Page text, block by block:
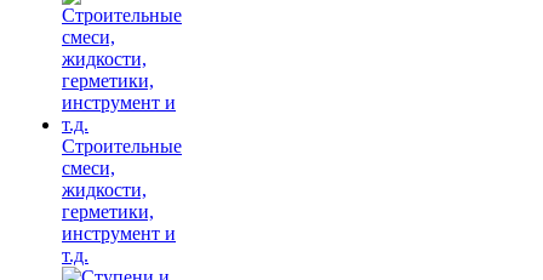
Строительные
смеси,
жидкости,
герметики,
инструмент и
т.д.